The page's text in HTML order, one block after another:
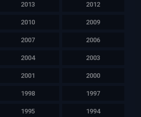
2013 2012
2010 2009
2007 2006
2004 2003
2001 2000
1998 1997
1995 1994